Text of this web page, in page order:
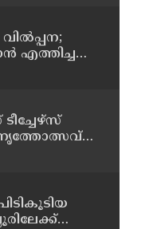
എത്തിച്ച
-